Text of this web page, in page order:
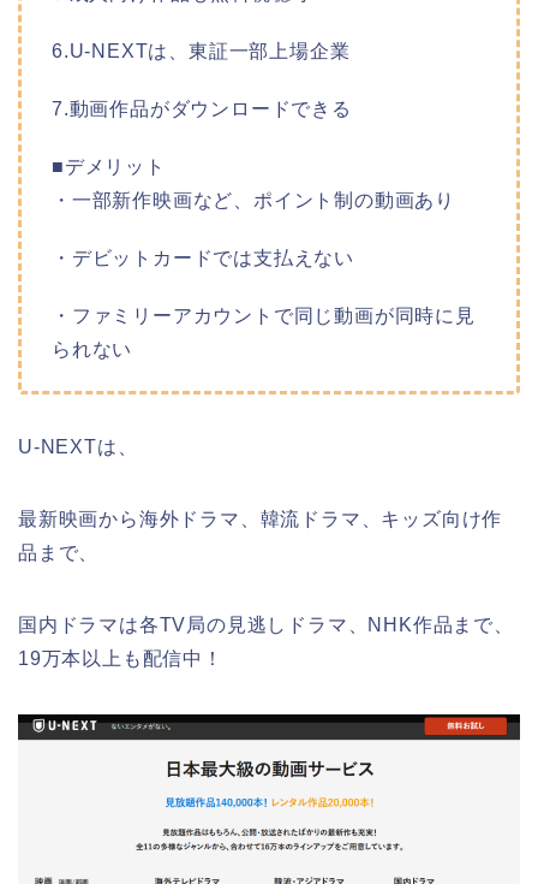
6.U-NEXTは、東証一部上場企業
7.動画作品がダウンロードできる
■デメリット
・一部新作映画など、ポイント制の動画あり
・デビットカードでは支払えない
・ファミリーアカウントで同じ動画が同時に見
られない
U-NEXTは、
最新映画から海外ドラマ、韓流ドラマ、キッズ向け作
品まで、
国内ドラマは各TV局の見逃しドラマ、NHK作品まで、
19万本以上も配信中！